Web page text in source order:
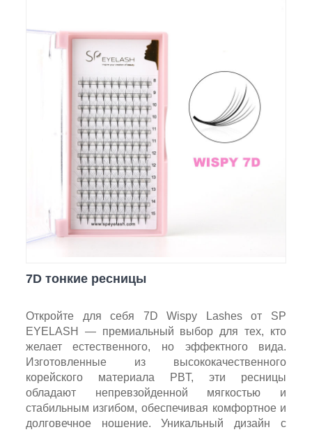
7D тонкие ресницы
Откройте для себя 7D Wispy Lashes от SP
EYELASH — премиальный выбор для тех, кто
желает естественного, но эффектного вида.
Изготовленные из высококачественного
корейского материала PBT, эти ресницы
обладают непревзойденной мягкостью и
стабильным изгибом, обеспечивая комфортное и
долговечное ношение. Уникальный дизайн с